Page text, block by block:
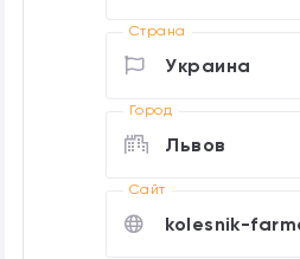
Страна
Украина
Город
Львов
Cайт
kolesnik-